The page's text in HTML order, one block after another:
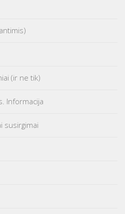
(ir ne tik)
Informacija
susirgimai